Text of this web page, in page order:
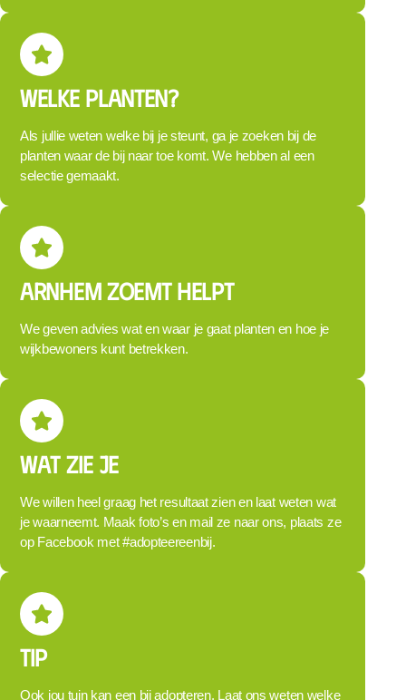
Welke planten?
Als jullie weten welke bij je steunt, ga je zoeken bij de
planten waar de bij naar toe komt. We hebben al een
selectie gemaakt.
Arnhem Zoemt helpt
We geven advies wat en waar je gaat planten en hoe je
wijkbewoners kunt betrekken.
Wat zie je
We willen heel graag het resultaat zien en laat weten wat
je waarneemt. Maak foto’s en mail ze naar ons, plaats ze
op Facebook met #adopteereenbij.
tip
Ook jou tuin kan een bij adopteren. Laat ons weten welke